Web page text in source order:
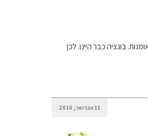
בונציה כבר היינו. לכן
11 פברואר, 2016